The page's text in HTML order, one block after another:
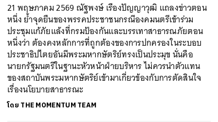
21 พฤษภาคม 2569 ณัฐพงษ์ เรืองปัญญาวุฒิ แถลงข่าวตอน
หนึ่ง ย้ำจุดยืนของพรรคประชาชนกรณีองคมนตรีเข้าร่วม
ประชุมแก้ภัยแล้งที่กรมป้องกันและบรรเทาสาธารณภัยตอน
หนึ่งว่า ต้องคงหลักการที่ถูกต้องของการปกครองในระบอบ
ประชาธิปไตยอันมีพระมหากษัตริย์ทรงเป็นประมุข นั่นคือ
นายกรัฐมนตรีในฐานะหัวหน้าฝ่ายบริหาร ไม่ควรนำตัวแทน
ของสถาบันพระมหากษัตริย์เข้ามาเกี่ยวข้องกับการตัดสินใจ
เรื่องนโยบายสาธารณะ
โดย THE MOMENTUM TEAM